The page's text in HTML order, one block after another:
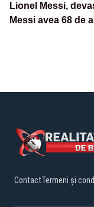
Lionel Messi,
Messi avea 68 de
ContactTermeni și